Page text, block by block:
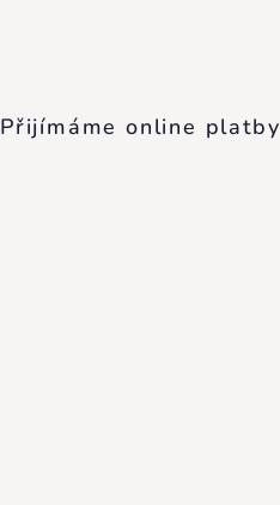
Přijímáme online platby